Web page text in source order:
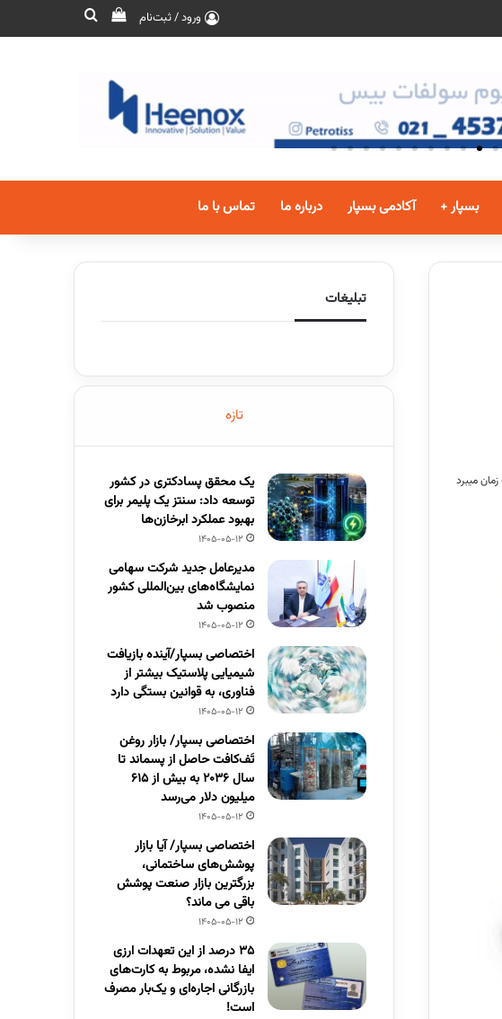
ورود / ثبت‌نام
بسپار + آکادمی بسپار درباره ما تماس با ما
تبلیغات
تازه
یک محقق پسادکتری در کشور
توسعه داد: سنتز یک پلیمر برای
بهبود عملکرد ابرخازن‌ها
1405-05-12
مدیرعامل جدید شرکت سهامی
نمایشگاه‌های بین‌المللی کشور
منصوب شد
1405-05-12
اختصاصی بسپار/آینده بازیافت
شیمیایی پلاستیک بیشتر از
فناوری، به قوانین بستگی دارد
1405-05-12
اختصاصی بسپار/ بازار روغن
تَف‌کافت حاصل از پسماند تا
سال ۲۰۳۶ به بیش از ۶۱۵
میلیون دلار می‌رسد
1405-05-12
اختصاصی بسپار/ آیا بازار
پوشش‌های ساختمانی،
بزرگترین بازار صنعت پوشش
باقی می ماند؟
1405-05-12
۳۵ درصد از این تعهدات ارزی
ایفا نشده، مربوط به کارت‌های
بازرگانی اجاره‌ای و یک‌بار مصرف
است!